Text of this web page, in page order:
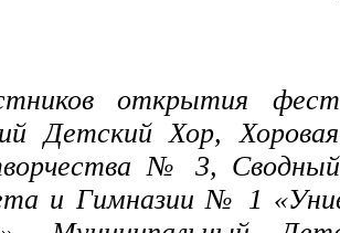
открытия
Детский Хор,
№ 3, Сводный
и Гимназии № 1